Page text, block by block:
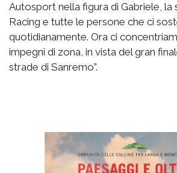
Autosport nella figura di Gabriele, la
Racing e tutte le persone che ci
quotidianamente. Ora ci
impegni di zona, in vista del gran
strade di Sanremo”.